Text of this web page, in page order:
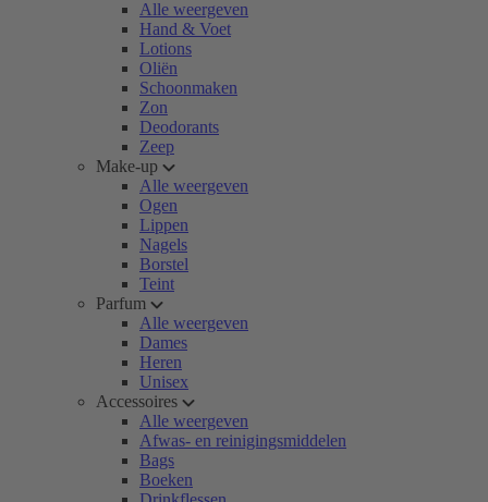
Alle weergeven
Hand & Voet
Lotions
Oliën
Schoonmaken
Zon
Deodorants
Zeep
Make-up
Alle weergeven
Ogen
Lippen
Nagels
Borstel
Teint
Parfum
Alle weergeven
Dames
Heren
Unisex
Accessoires
Alle weergeven
Afwas- en reinigingsmiddelen
Bags
Boeken